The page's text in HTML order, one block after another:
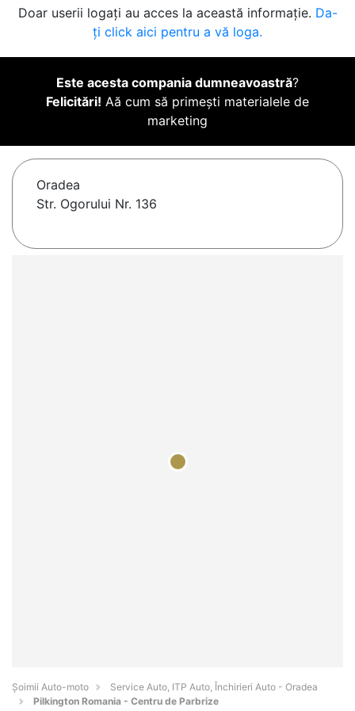
Doar userii logați au acces la această informație. Da-
ți click aici pentru a vă loga.
Este acesta compania dumneavoastră?
Felicitări! Aă cum să primești materialele de
marketing
Oradea
Str. Ogorului Nr. 136
Șoimii Auto-moto
Service Auto, ITP Auto, Închirieri Auto - Oradea
Pilkington Romania - Centru de Parbrize